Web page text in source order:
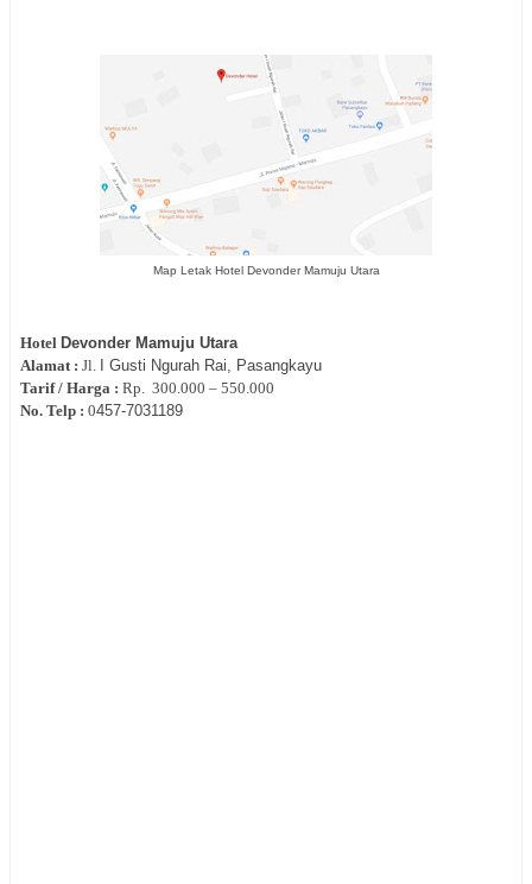
Map Letak Hotel Devonder Mamuju Utara
Hotel Devonder Mamuju Utara
Alamat : Jl.
I Gusti Ngurah Rai, Pasangkayu
Tarif / Harga : Rp. 300.000 – 550.000
No. Telp : 0457-7031189